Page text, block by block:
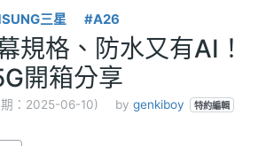
三星 #A26
規格、防水又有AI！
開箱分享
：2025-06-10) by genkiboy 特約編輯